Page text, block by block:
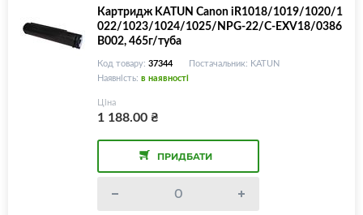
Картридж KATUN Canon iR1018/1019/1020/1
022/1023/1024/1025/NPG-22/C-EXV18/0386
B002, 465г/туба
Код товару: 37344
Постачальник: KATUN
Наявність: в наявності
Ціна
1 188.00₴
ПРИДБАТИ